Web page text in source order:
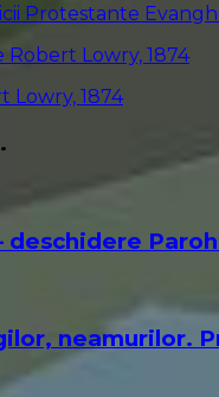
Protestante
Lowry, 1874
deschidere
neamurilor.